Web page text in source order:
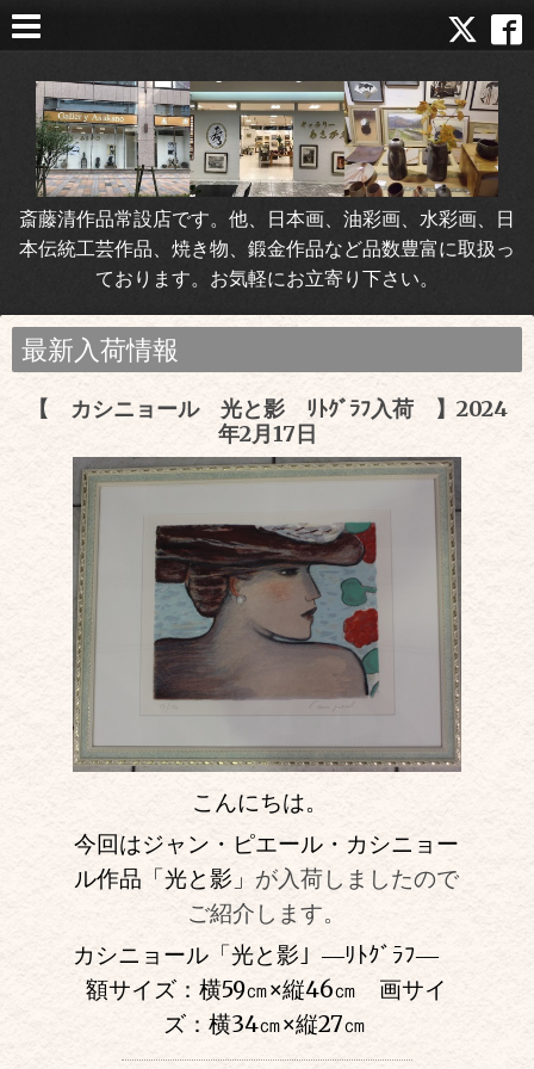
斎藤清作品常設店です。他、日本画、油彩画、水彩画、日
本伝統工芸作品、焼き物、鍛金作品など品数豊富に取扱っ
ております。お気軽にお立寄り下さい。
最新入荷情報
【 カシニョール 光と影 ﾘﾄｸﾞﾗﾌ入荷 】2024
年2月17日
こんにちは。
今回はジャン・ピエール・カシニョー
ル作品「光と影」 が入荷しましたので
ご紹介します。
カシニョール「光と影」―ﾘﾄｸﾞﾗﾌ―
額サイズ：横59㎝×縦46㎝ 画サイ
ズ：横34㎝×縦27㎝